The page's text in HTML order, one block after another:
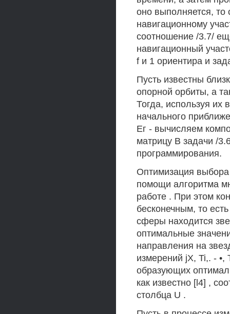
оно выполняется, то
навигационному
соотношение /3.7/
навигационный
f и 1 ориентира и
Пусть известны
опорной орбиты, а
Тогда, используя их
начального
Ег - вычисляем
матрицу В задачи /
программирования.
Оптимизация
помощи алгоритма
работе . При этом
бесконечным, то
сферы находится
оптимальные
направления на
измерений jX, Ti,. - •,
образующих
как известно [l4] ,
столбца U .